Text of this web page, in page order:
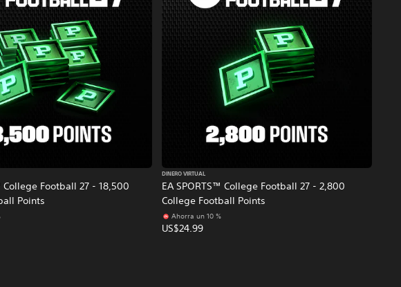
College Football 27 - 18,500
Points
EA SPORTS™ College Football 27 - 2,800
College Football Points
DINERO VIRTUAL
Ahorra un 10 %
US$24.99